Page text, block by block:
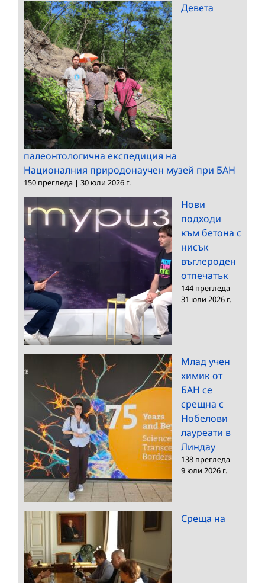
Девета
палеонтологична експедиция на
Националния природонаучен музей при БАН
150 прегледа | 30 юли 2026 г.
Нови
подходи
към бетона с
нисък
въглероден
отпечатък
144 прегледа |
31 юли 2026 г.
Млад учен
химик от
БАН се
срещна с
Нобелови
лауреати в
Линдау
138 прегледа |
9 юли 2026 г.
Среща на